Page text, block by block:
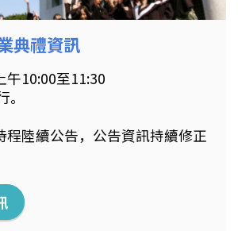
典禮資訊
午10:00至11:30
。
程陸續公告，公告資訊持續修正